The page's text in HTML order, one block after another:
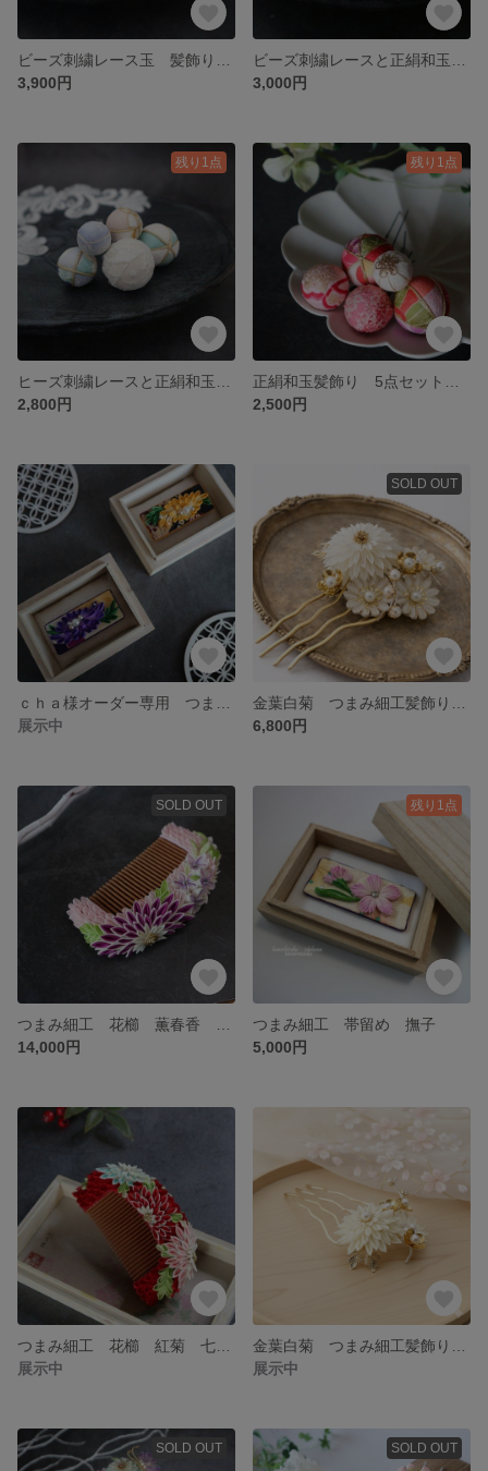
3,900円
3,000円
残り1点
2,800円
残り1点
2,500円
展示中
SOLD OUT
6,800円
SOLD OUT
14,000円
残り1点
つまみ細工 帯留め 撫子
5,000円
展示中
展示中
SOLD OUT SOLD OUT